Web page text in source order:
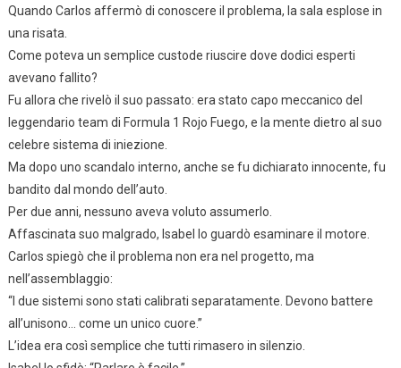
Quando Carlos affermò di conoscere il problema, la sala esplose in
una risata.
Come poteva un semplice custode riuscire dove dodici esperti
avevano fallito?
Fu allora che rivelò il suo passato: era stato capo meccanico del
leggendario team di Formula 1 Rojo Fuego, e la mente dietro al suo
celebre sistema di iniezione.
Ma dopo uno scandalo interno, anche se fu dichiarato innocente, fu
bandito dal mondo dell’auto.
Per due anni, nessuno aveva voluto assumerlo.
Affascinata suo malgrado, Isabel lo guardò esaminare il motore.
Carlos spiegò che il problema non era nel progetto, ma
nell’assemblaggio:
“I due sistemi sono stati calibrati separatamente. Devono battere
all’unisono… come un unico cuore.”
L’idea era così semplice che tutti rimasero in silenzio.